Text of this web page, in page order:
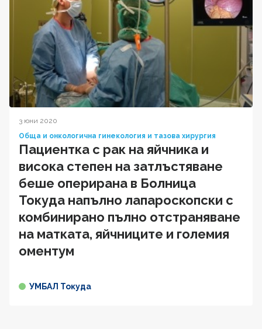
3 юни 2020
Обща и онкологична гинекология и тазова хирургия
Пациентка с рак на яйчника и
висока степен на затлъстяване
беше оперирана в Болница
Токуда напълно лапароскопски с
комбинирано пълно отстраняване
на матката, яйчниците и големия
оментум
УМБАЛ Токуда